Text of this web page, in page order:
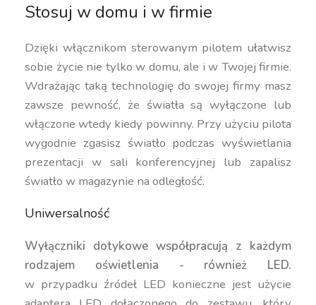
Stosuj w domu i w firmie
Dzięki włącznikom sterowanym pilotem ułatwisz
sobie życie nie tylko w domu, ale i w Twojej firmie.
Wdrażając taką technologię do swojej firmy masz
zawsze pewność, że światła są wyłączone lub
włączone wtedy kiedy powinny. Przy użyciu pilota
wygodnie zgasisz światło podczas wyświetlania
prezentacji w sali konferencyjnej lub zapalisz
światło w magazynie na odległość.
Uniwersalność
Wyłączniki dotykowe współpracują z każdym
rodzajem oświetlenia - również LED.
w przypadku źródeł LED konieczne jest użycie